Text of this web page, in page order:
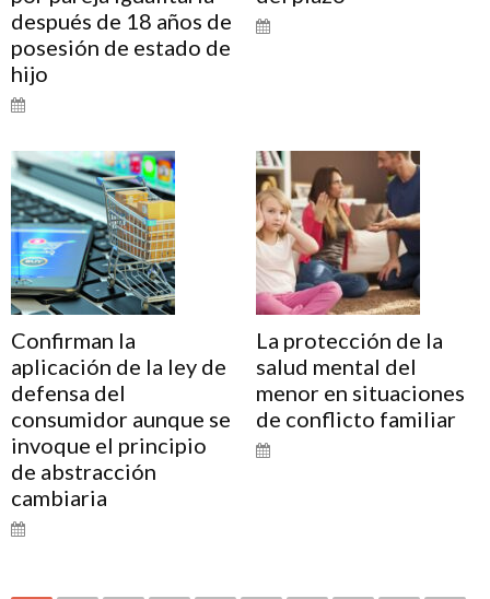
después de 18 años de
posesión de estado de
hijo
Confirman la
aplicación de la ley de
defensa del
consumidor aunque se
invoque el principio
de abstracción
cambiaria
La protección de la
salud mental del
menor en situaciones
de conflicto familiar